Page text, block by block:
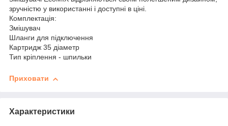
зручністю у використанні і доступні в ціні.
Комплектація:
Змішувач
Шланги для підключення
Картридж 35 діаметр
Тип кріплення - шпильки
Приховати
Характеристики